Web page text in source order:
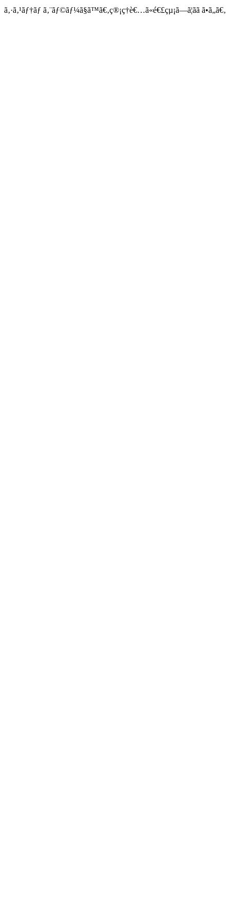
ã‚·ã‚¹ãƒ†ãƒ ã‚¨ãƒ©ãƒ¼ã§ã™ã€‚ç®¡ç†è€…ã«é€£çµ¡ã—ã¦ãã ã•ã„ã€‚